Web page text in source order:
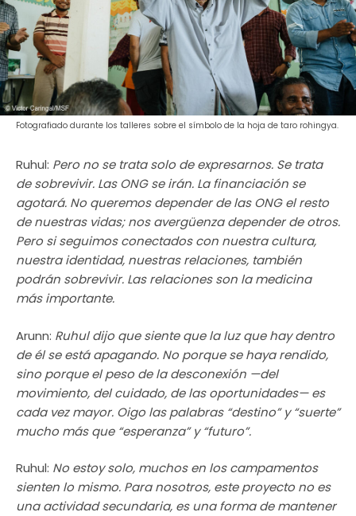
Fotografiado durante los talleres sobre el símbolo de la hoja de taro rohingya.
Ruhul: Pero no se trata solo de expresarnos. Se trata
de sobrevivir. Las ONG se irán. La financiación se
agotará. No queremos depender de las ONG el resto
de nuestras vidas; nos avergüenza depender de otros.
Pero si seguimos conectados con nuestra cultura,
nuestra identidad, nuestras relaciones, también
podrán sobrevivir. Las relaciones son la medicina
más importante.
Arunn: Ruhul dijo que siente que la luz que hay dentro
de él se está apagando. No porque se haya rendido,
sino porque el peso de la desconexión —del
movimiento, del cuidado, de las oportunidades— es
cada vez mayor. Oigo las palabras “destino” y “suerte”
mucho más que “esperanza” y “futuro”.
Ruhul: No estoy solo, muchos en los campamentos
sienten lo mismo. Para nosotros, este proyecto no es
una actividad secundaria, es una forma de mantener